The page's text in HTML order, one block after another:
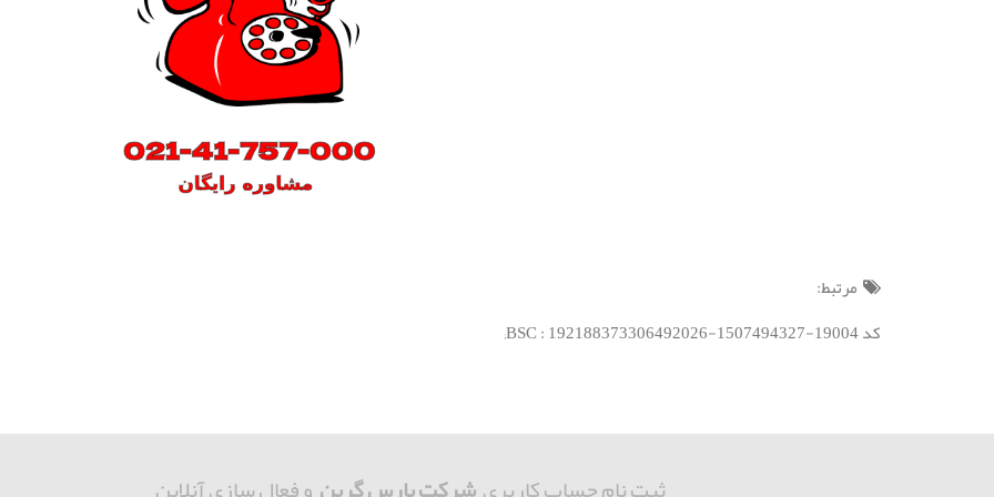
مرتبط:
کد BSC : 192188373306492026-1507494327-19004;